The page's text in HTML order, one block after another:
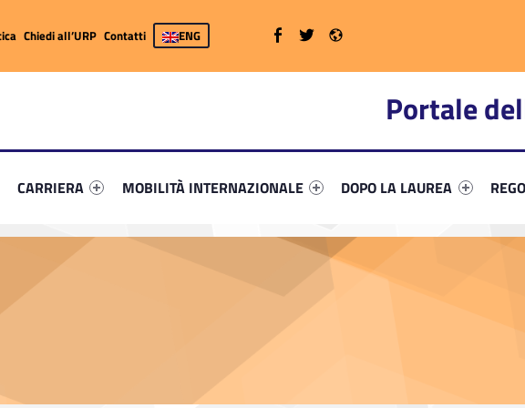
Portale
98196-7
#link-menu-primary-64536-26
Link identifier #link-menu-primary-85356-37
CARRIERA
Link identifier #link-menu-primary-99572-52
MOBILITÀ INTERNAZIONALE
Link identifier #link-menu-
DOPO LA LAUREA
Link
Chiedi all’URP Contatti ENG WebMan on FacebookWebMan on Twitter